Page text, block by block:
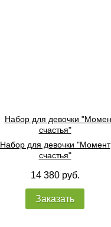
Набор для девочки "Момент
счастья"
14 380 руб.
Заказать